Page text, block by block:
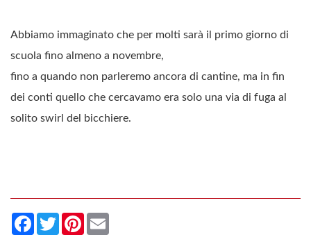
Abbiamo immaginato che per molti sarà il primo giorno di
scuola fino almeno a novembre,
fino a quando non parleremo ancora di cantine, ma in fin
dei conti quello che cercavamo era solo una via di fuga al
solito swirl del bicchiere.
Facebook
TwitterPinterest